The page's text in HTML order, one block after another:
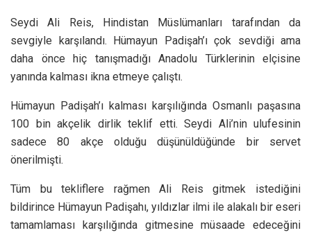
Seydi Ali Reis, Hindistan Müslümanları tarafından da
sevgiyle karşılandı. Hümayun Padişah’ı çok sevdiği ama
daha önce hiç tanışmadığı Anadolu Türklerinin elçisine
yanında kalması ikna etmeye çalıştı.
Hümayun Padişah’ı kalması karşılığında Osmanlı paşasına
100 bin akçelik dirlik teklif etti. Seydi Ali’nin ulufesinin
sadece 80 akçe olduğu düşünüldüğünde bir servet
önerilmişti.
Tüm bu tekliflere rağmen Ali Reis gitmek istediğini
bildirince Hümayun Padişahı, yıldızlar ilmi ile alakalı bir eseri
tamamlaması karşılığında gitmesine müsaade edeceğini